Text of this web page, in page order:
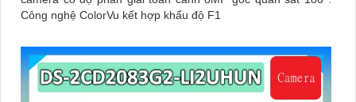
Công nghệ ColorVu kết hợp khẩu độ F1